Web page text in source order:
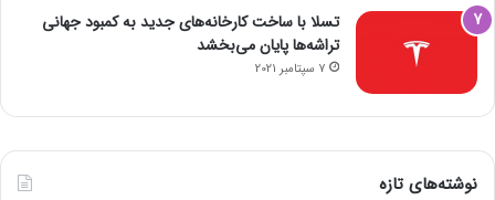
تسلا با ساخت کارخانه‌های جدید به کمبود جهانی
تراشه‌ها پایان می‌بخشد
7 سپتامبر 2021
نوشته‌های تازه